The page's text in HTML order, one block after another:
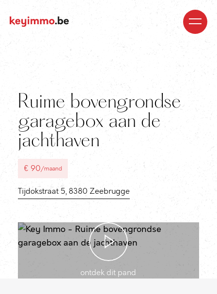
Ruime bovengrondse
garagebox aan de
jachthaven
€ 90/maand
Tijdokstraat 5, 8380 Zeebrugge
ontdek dit pand